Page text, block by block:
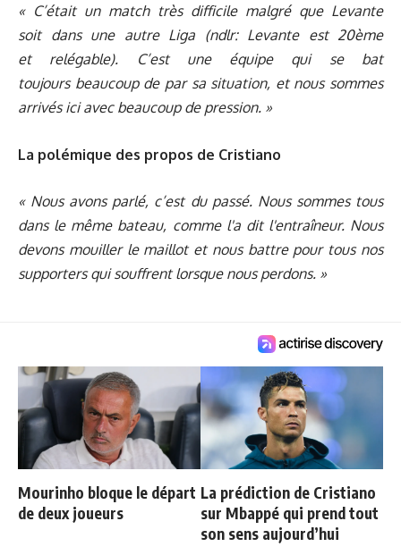
« C’était un match très difficile malgré que Levante
soit dans une autre Liga (ndlr: Levante est 20ème
et relégable). C’est une équipe qui se bat
toujours beaucoup de par sa situation, et nous sommes
arrivés ici avec beaucoup de pression. »
La polémique des propos de Cristiano
« Nous avons parlé, c’est du passé. Nous sommes tous
dans le même bateau, comme l'a dit l'entraîneur. Nous
devons mouiller le maillot et nous battre pour tous nos
supporters qui souffrent lorsque nous perdons. »
Mourinho bloque le départ
de deux joueurs
La prédiction de Cristiano
sur Mbappé qui prend tout
son sens aujourd’hui